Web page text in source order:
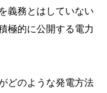
義務とはしていない
極的に公開する電力
どのような発電方法